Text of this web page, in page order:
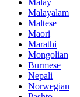
Malayalam
Maltese
Maori
Marathi
Mongolian
Burmese
Nepali
Norwegian